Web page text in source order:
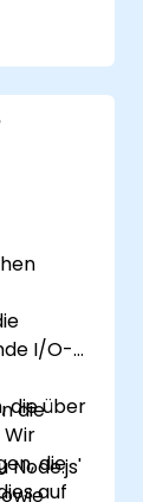
alter
I/O-
die über
die
auf
die
Node.js'